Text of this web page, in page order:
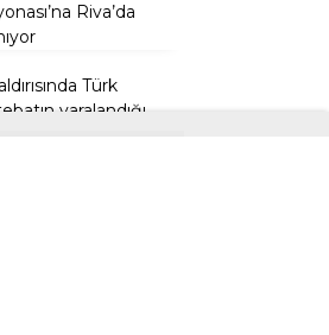
Riva’da
Türk
yaralandığı